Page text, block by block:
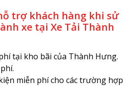
trợ khách hàng khi sử
xe tại Xe Tải Thành
tại kho bãi của Thành Hưng.
miễn phí cho các trường hợp